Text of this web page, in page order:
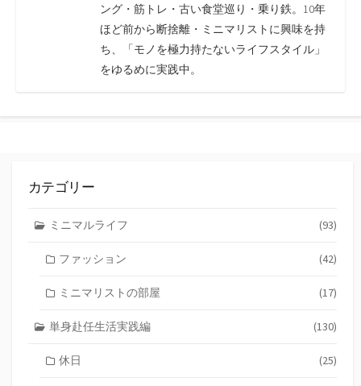
ング・筋トレ・古い食堂巡り・乗り鉄。10年
ほど前から断捨離・ミニマリストに興味を持
ち、「モノを極力持たないライフスタイル」
をゆるめに実践中。
カテゴリー
ミニマルライフ (93)
ファッション (42)
ミニマリストの部屋 (17)
単身赴任生活実践編 (130)
休日 (25)